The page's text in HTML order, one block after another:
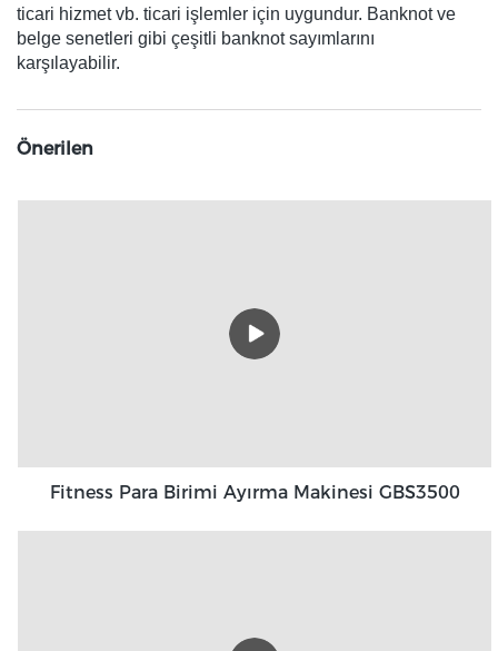
ticari hizmet vb. ticari işlemler için uygundur. Banknot ve
belge senetleri gibi çeşitli banknot sayımlarını
karşılayabilir.
Önerilen
Fitness Para Birimi Ayırma Makinesi GBS3500